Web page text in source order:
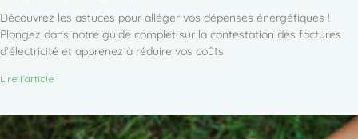
Découvrez les astuces pour alléger vos dépenses énergétiques !
Plongez dans notre guide complet sur la contestation des factures
d’électricité et apprenez à réduire vos coûts
Lire l'article